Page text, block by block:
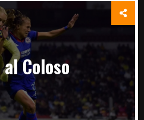
Coloso